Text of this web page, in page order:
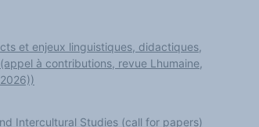
et enjeux linguistiques, didactiques,
à contributions, revue Lhumaine,
Intercultural Studies (call for papers)